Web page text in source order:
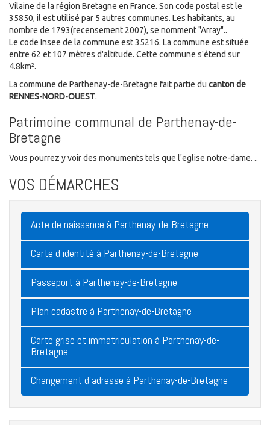
Vilaine de la région Bretagne en France. Son code postal est le
35850, il est utilisé par 5 autres communes. Les habitants, au
nombre de 1793(recensement 2007), se nomment "Array"..
Le code Insee de la commune est 35216. La commune est située
entre 62 et 107 mètres d'altitude. Cette commune s'étend sur
4.8km².
La commune de Parthenay-de-Bretagne fait partie du canton de
RENNES-NORD-OUEST.
Patrimoine communal de Parthenay-de-
Bretagne
Vous pourrez y voir des monuments tels que l'eglise notre-dame. ..
VOS DÉMARCHES
Acte de naissance à Parthenay-de-Bretagne
Carte d'identité à Parthenay-de-Bretagne
Passeport à Parthenay-de-Bretagne
Plan cadastre à Parthenay-de-Bretagne
Carte grise et immatriculation à Parthenay-de-
Bretagne
Changement d'adresse à Parthenay-de-Bretagne